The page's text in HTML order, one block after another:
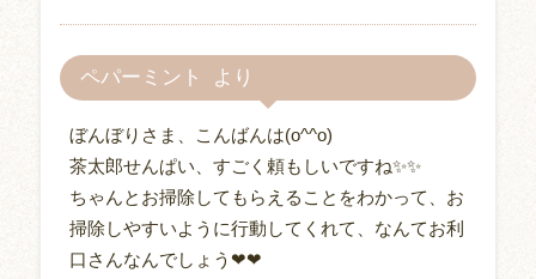
ペパーミント
ぼんぼりさま、こんばんは(o^^o)
茶太郎せんぱい、すごく頼もしいですね✨✨
ちゃんとお掃除してもらえることをわかって、お
掃除しやすいように行動してくれて、なんてお利
口さんなんでしょう❤❤